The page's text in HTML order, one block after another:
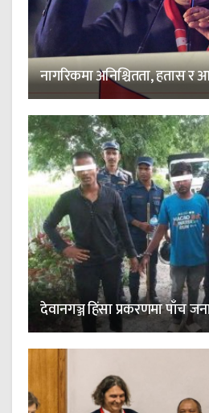
नागरिकमा अनिश्चितता, हतास र
देवानगञ्ज हिंसा प्रकरणमा पाँच